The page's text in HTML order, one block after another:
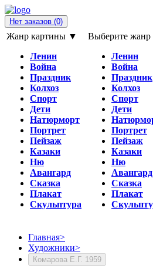
Нет заказов (0)
Жанр картины ▼
Ленин
Война
Праздник
Колхоз
Спорт
Дети
Натюрморт
Портрет
Пейзаж
Казаки
Ню
Авангард
Сказка
Плакат
Скульптура
Выберите
Ленин
Война
Праздник
Колхоз
Спорт
Дети
Портрет
Пейзаж
Казаки
Ню
Авангард
Сказка
Плакат
Главная>
Художники>
Комарова Е.Г. 1959